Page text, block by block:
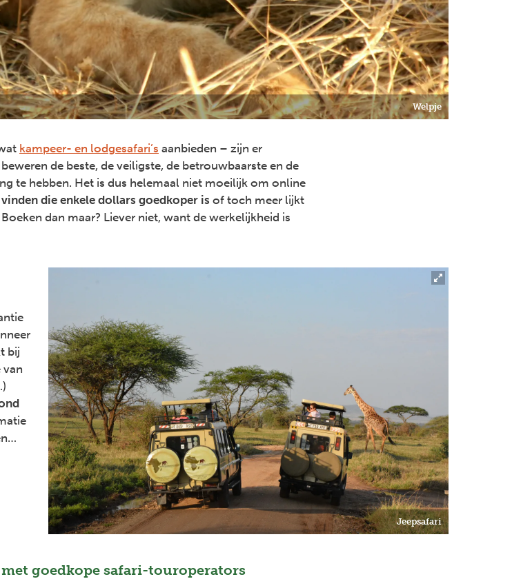
Welpje
kampeer- en lodgesafari’s aanbieden – zijn er
de beste, de veiligste, de betrouwbaarste en de
te hebben. Het is dus helemaal niet moeilijk om online
die enkele dollars goedkoper is of toch meer lijkt
dan maar? Liever niet, want de werkelijkheid is
Jeepsafari
bij
van
goedkope safari-touroperators